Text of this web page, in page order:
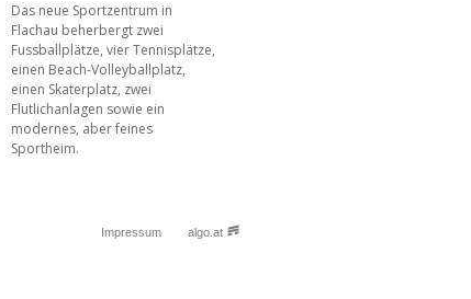
Das neue Sportzentrum in
Flachau beherbergt zwei
Fussballplätze, vier Tennisplätze,
einen Beach-Volleyballplatz,
einen Skaterplatz, zwei
Flutlichanlagen sowie ein
modernes, aber feines
Sportheim.
Impressum algo.at